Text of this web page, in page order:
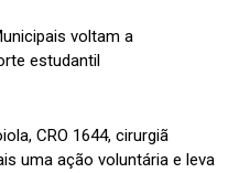
voltam a
estudantil
CRO 1644, cirurgiã
uma ação voluntária e leva